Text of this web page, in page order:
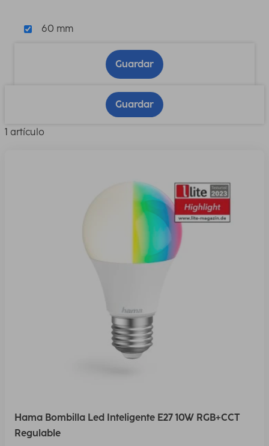
60 mm
Guardar
Guardar
1 artículo
Hama Bombilla Led Inteligente E27 10W RGB+CCT
Regulable